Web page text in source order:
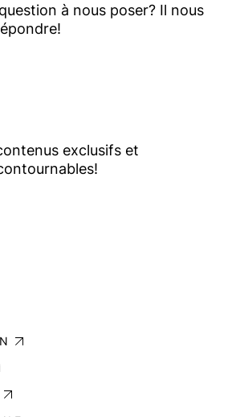
à nous poser? Il nous
exclusifs et